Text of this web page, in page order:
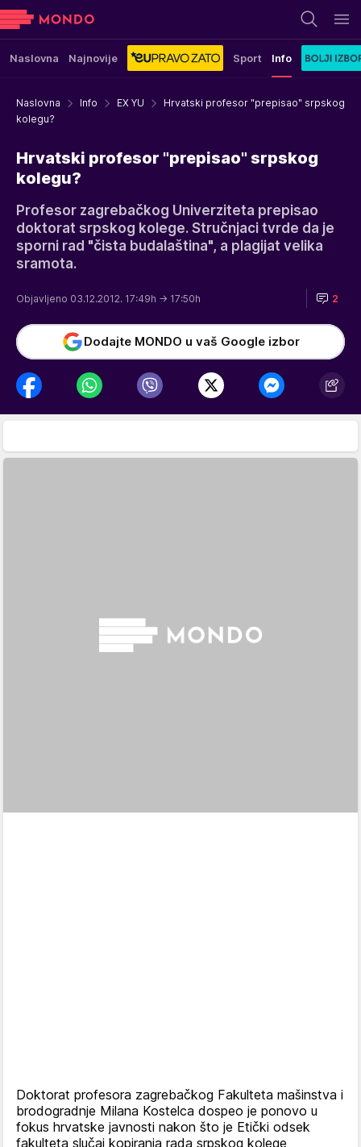
Naslovna Najnovije Sport Info
Naslovna Info EX YU
Hrvatski profesor "prepisao" srpskog
kolegu?
Hrvatski profesor "prepisao" srpskog
kolegu?
Profesor zagrebačkog Univerziteta prepisao
doktorat srpskog kolege. Stručnjaci tvrde da je
sporni rad "čista budalaština", a plagijat velika
sramota.
Objavljeno 03.12.2012. 17:49h → 17:50h 2
Dodajte MONDO u vaš Google izbor
Doktorat profesora zagrebačkog Fakulteta mašinstva i
brodogradnje Milana Kostelca dospeo je ponovo u
fokus hrvatske javnosti nakon što je Etički odsek
fakulteta slučaj kopiranja rada srpskog kolege